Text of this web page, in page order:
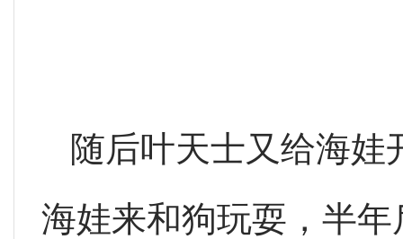
随后叶天士又给海娃
海娃来和狗玩耍，半